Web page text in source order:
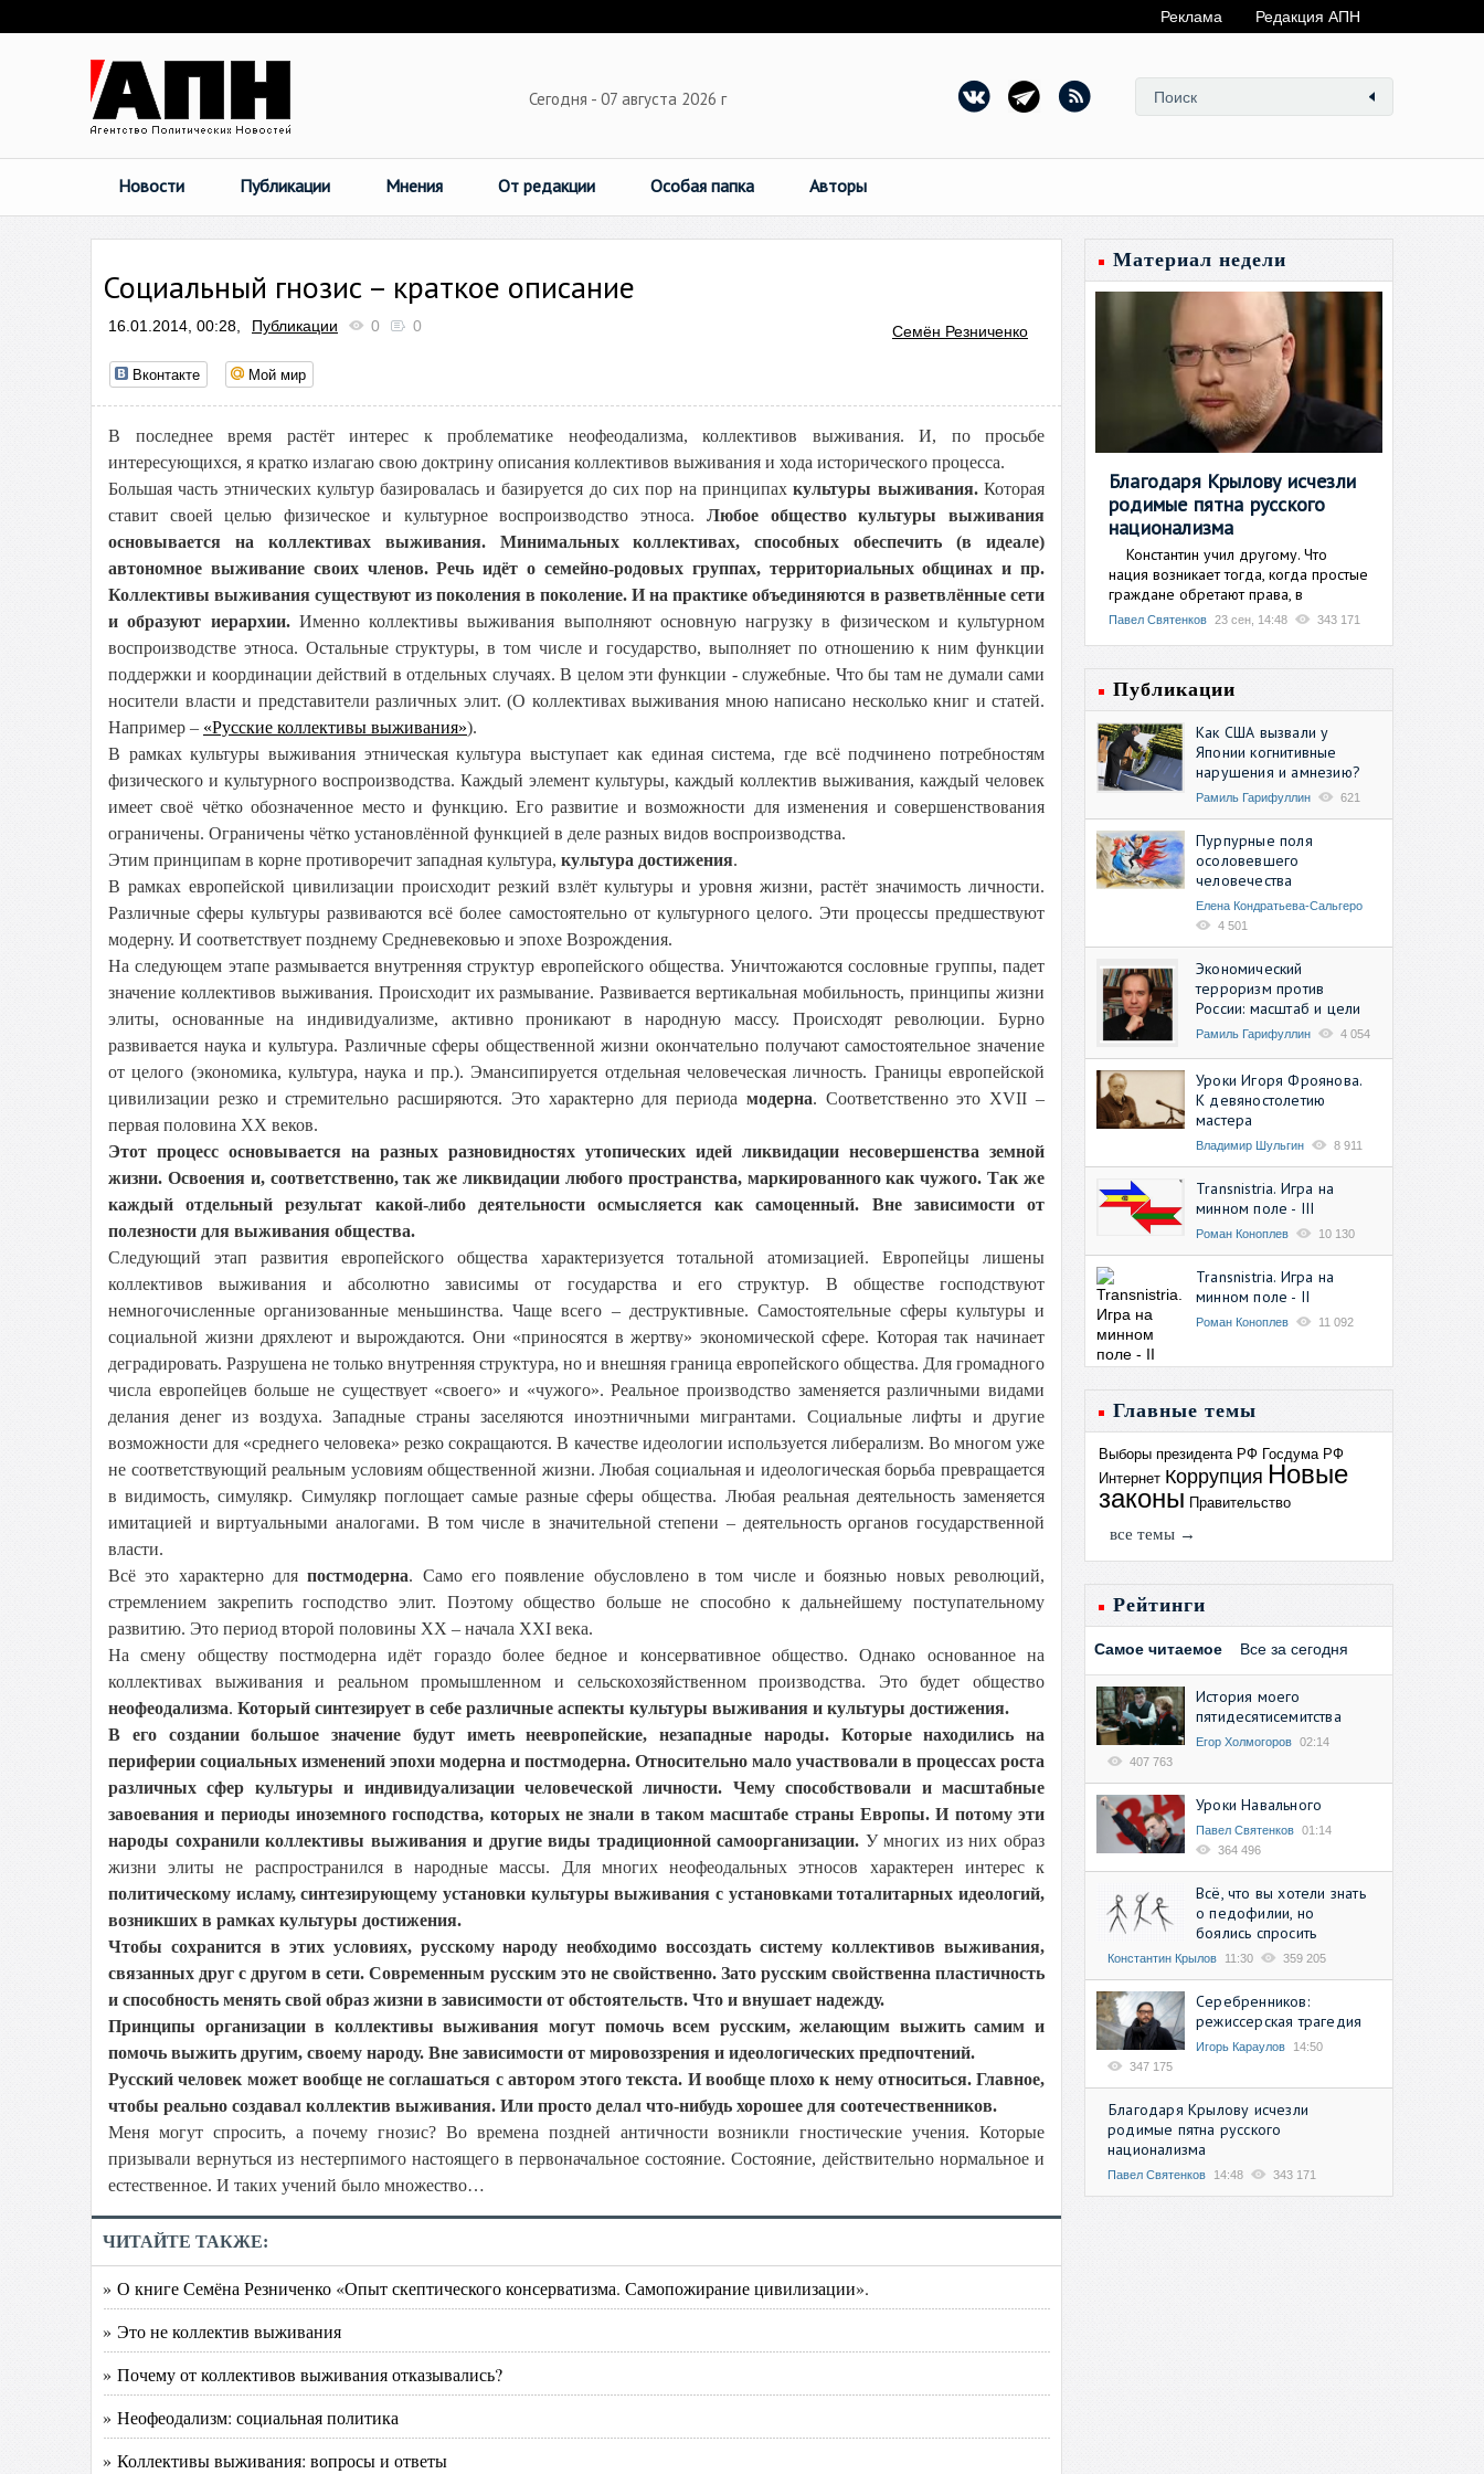
Реклама Редакция АПН
Сегодня - 07 августа 2026 г
Новости Публикации Мнения От редакции Особая папка Авторы
Социальный гнозис – краткое описание
16.01.2014, 00:28, Публикации 0 0 Семён Резниченко
Вконтакте Мой мир
В последнее время растёт интерес к проблематике неофеодализма, коллективов выживания. И, по просьбе
интересующихся, я кратко излагаю свою доктрину описания коллективов выживания и хода исторического процесса.
Большая часть этнических культур базировалась и базируется до сих пор на принципахкультуры выживания.Которая
ставит своей целью физическое и культурное воспроизводство этноса. Любое общество культуры выживания
основывается на коллективах выживания. Минимальных коллективах, способных обеспечить (в идеале)
автономное выживание своих членов. Речь идёт о семейно-родовых группах, территориальных общинах и пр.
Коллективы выживания существуют из поколения в поколение. И на практике объединяются в разветвлённые сети
и образуют иерархии.Именно коллективы выживания выполняют основную нагрузку в физическом и культурном
воспроизводстве этноса. Остальные структуры, в том числе и государство, выполняет по отношению к ним функции
поддержки и координации действий в отдельных случаях. В целом эти функции - служебные. Что бы там не думали сами
носители власти и представители различных элит. (О коллективах выживания мною написано несколько книг и статей.
Например – «Русские коллективы выживания»).
В рамках культуры выживания этническая культура выступает как единая система, где всё подчинено потребностям
физического и культурного воспроизводства. Каждый элемент культуры, каждый коллектив выживания, каждый человек
имеет своё чётко обозначенное место и функцию. Его развитие и возможности для изменения и совершенствования
ограничены. Ограничены чётко установлённой функцией в деле разных видов воспроизводства.
Этим принципам в корне противоречит западная культура, культура достижения.
В рамках европейской цивилизации происходит резкий взлёт культуры и уровня жизни, растёт значимость личности.
Различные сферы культуры развиваются всё более самостоятельно от культурного целого. Эти процессы предшествуют
модерну. И соответствует позднему Средневековью и эпохе Возрождения.
На следующем этапе размывается внутренняя структур европейского общества. Уничтожаются сословные группы, падет
значение коллективов выживания. Происходит их размывание. Развивается вертикальная мобильность, принципы жизни
элиты, основанные на индивидуализме, активно проникают в народную массу. Происходят революции. Бурно
развивается наука и культура. Различные сферы общественной жизни окончательно получают самостоятельное значение
от целого (экономика, культура, наука и пр.). Эмансипируется отдельная человеческая личность. Границы европейской
цивилизации резко и стремительно расширяются. Это характерно для периода модерна. Соответственно это XVII –
первая половина XX веков.
Этот процесс основывается на разных разновидностях утопических идей ликвидации несовершенства земной
жизни. Освоения и, соответственно, так же ликвидации любого пространства, маркированного как чужого. Так же
каждый отдельный результат какой-либо деятельности осмысляется как самоценный. Вне зависимости от
полезности для выживания общества.
Следующий этап развития европейского общества характеризуется тотальной атомизацией. Европейцы лишены
коллективов выживания и абсолютно зависимы от государства и его структур. В обществе господствуют
немногочисленные организованные меньшинства. Чаще всего – деструктивные. Самостоятельные сферы культуры и
социальной жизни дряхлеют и вырождаются. Они «приносятся в жертву» экономической сфере. Которая так начинает
деградировать. Разрушена не только внутренняя структура, но и внешняя граница европейского общества. Для громадного
числа европейцев больше не существует «своего» и «чужого». Реальное производство заменяется различными видами
делания денег из воздуха. Западные страны заселяются иноэтничными мигрантами. Социальные лифты и другие
возможности для «среднего человека» резко сокращаются. В качестве идеологии используется либерализм. Во многом уже
не соответствующий реальным условиям общественной жизни. Любая социальная и идеологическая борьба превращается
в видимость, симулякр. Симулякр поглощает самые разные сферы общества. Любая реальная деятельность заменяется
имитацией и виртуальными аналогами. В том числе в значительной степени – деятельность органов государственной
власти.
Всё это характерно дляпостмодерна. Само его появление обусловлено в том числе и боязнью новых революций,
стремлением закрепить господство элит. Поэтому общество больше не способно к дальнейшему поступательному
развитию. Это период второй половины XX – начала XXI века.
На смену обществу постмодерна идёт гораздо более бедное и консервативное общество. Однако основанное на
коллективах выживания и реальном промышленном и сельскохозяйственном производства. Это будет общество
неофеодализма. Который синтезирует в себе различные аспекты культуры выживания и культуры достижения.
В его создании большое значение будут иметь неевропейские, незападные народы. Которые находились на
периферии социальных изменений эпохи модерна и постмодерна. Относительно мало участвовали в процессах роста
различных сфер культуры и индивидуализации человеческой личности. Чему способствовали и масштабные
завоевания и периоды иноземного господства, которых не знали в таком масштабе страны Европы. И потому эти
народы сохранили коллективы выживания и другие виды традиционной самоорганизации. У многих из них образ
жизни элиты не распространился в народные массы. Для многих неофеодальных этносов характерен интерес к
политическому исламу, синтезирующему установки культуры выживания с установками тоталитарных идеологий,
возникших в рамках культуры достижения.
Чтобы сохранится в этих условиях, русскому народу необходимо воссоздать систему коллективов выживания,
связанных друг с другом в сети. Современным русским это не свойственно. Зато русским свойственна пластичность
и способность менять свой образ жизни в зависимости от обстоятельств. Что и внушает надежду.
Принципы организации в коллективы выживания могут помочь всем русским, желающим выжить самим и
помочь выжить другим, своему народу. Вне зависимости от мировоззрения и идеологических предпочтений.
Русский человек может вообще не соглашаться с автором этого текста. И вообще плохо к нему относиться. Главное,
чтобы реально создавал коллектив выживания. Или просто делал что-нибудь хорошее для соотечественников.
Меня могут спросить, а почему гнозис? Во времена поздней античности возникли гностические учения. Которые
призывали вернуться из нестерпимого настоящего в первоначальное состояние. Состояние, действительно нормальное и
естественное. И таких учений было множество…
ЧИТАЙТЕ ТАКЖЕ:
» О книге Семёна Резниченко «Опыт скептического консерватизма. Самопожирание цивилизации».
» Это не коллектив выживания
» Почему от коллективов выживания отказывались?
» Неофеодализм: социальная политика
» Коллективы выживания: вопросы и ответы
Материал недели
Благодаря Крылову исчезли
родимые пятна русского
национализма
Константин учил другому. Что
нация возникает тогда, когда простые
граждане обретают права, в
Павел Святенков 23 сен, 14:48 343 171
Публикации
Как США вызвали у
Японии когнитивные
нарушения и амнезию?
Рамиль Гарифуллин 621
Пурпурные поля
осоловевшего
человечества
Елена Кондратьева-Сальгеро
4 501
Экономический
терроризм против
России: масштаб и цели
Рамиль Гарифуллин 4 054
Уроки Игоря Фроянова.
К девяностолетию
мастера
Владимир Шульгин 8 911
Transnistria. Игра на
минном поле - III
Роман Коноплев 10 130
Transnistria. Игра на
минном поле - II
Роман Коноплев 11 092
Главные темы
Выборы президента РФ Госдума РФ
Интернет Коррупция Новые
законы Правительство
все темы →
Рейтинги
Самое читаемое Все за сегодня
История моего
пятидесятисемитства
Егор Холмогоров 02:14
407 763
Уроки Навального
Павел Святенков 01:14
364 496
Всё, что вы хотели знать
о педофилии, но
боялись спросить
Константин Крылов 11:30 359 205
Серебренников:
режиссерская трагедия
Игорь Караулов
14:50
347 175
Благодаря Крылову исчезли
родимые пятна русского
национализма
Павел Святенков 14:48 343 171